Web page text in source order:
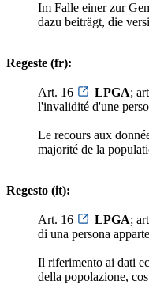
Im Falle einer zur
dazu beiträgt, die
Regeste (fr):
Art. 16 LPGA;
l'invalidité d'une
Le recours aux
majorité de la
Regesto (it):
Art. 16 LPGA;
di una persona
Il riferimento ai dati
della popolazione,